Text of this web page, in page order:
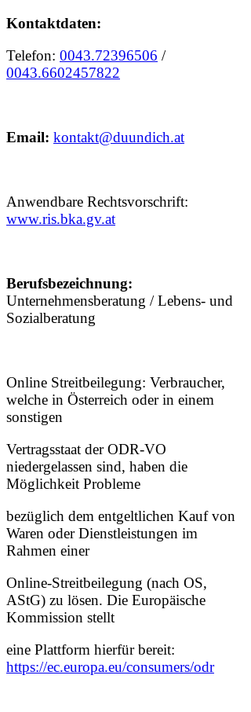
Kontaktdaten:
Telefon: 0043.72396506 /
0043.6602457822
Email: kontakt@duundich.at
Anwendbare Rechtsvorschrift:
www.ris.bka.gv.at
Berufsbezeichnung:
Unternehmensberatung / Lebens- und
Sozialberatung
Online Streitbeilegung: Verbraucher,
welche in Österreich oder in einem
sonstigen
Vertragsstaat der ODR-VO
niedergelassen sind, haben die
Möglichkeit Probleme
bezüglich dem entgeltlichen Kauf von
Waren oder Dienstleistungen im
Rahmen einer
Online-Streitbeilegung (nach OS,
AStG) zu lösen. Die Europäische
Kommission stellt
eine Plattform hierfür bereit:
https://ec.europa.eu/consumers/odr